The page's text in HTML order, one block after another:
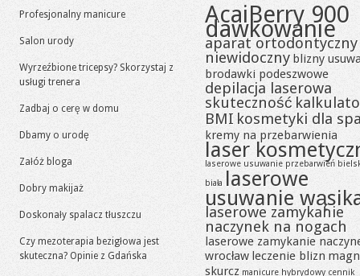
Profesjonalny manicure
Salon urody
Wyrzeźbione tricepsy? Skorzystaj z
usługi trenera
Zadbaj o cerę w domu
Dbamy o urodę
Załóż bloga
Dobry makijaż
Doskonały spalacz tłuszczu
Czy mezoterapia bezigłowa jest
skuteczna? Opinie z Gdańska
AcaiBerry 900
dawkowanie
aparat ortodontyczny
niewidoczny blizny
brodawki podeszwowe
depilacja laserowa
skuteczność
BMI kosmetyki dla
kremy na przebarwienia
laser
laserowe usuwanie przebarwień
biała laserowe
usuwanie
laserowe zamykanie
naczynek na nogach
laserowe zamykanie
wrocław leczenie blizn
skurcz manicure hybrydowy cennik